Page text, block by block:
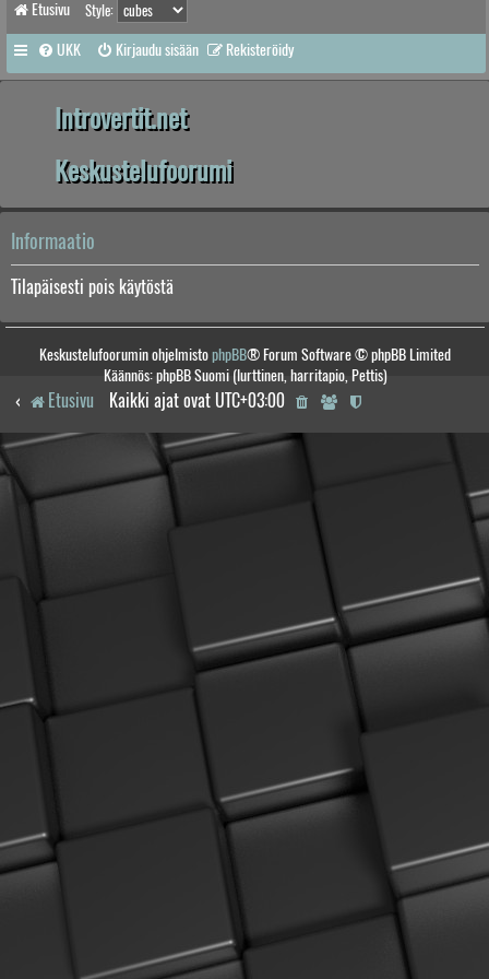
Etusivu Style:
UKK Kirjaudu sisään Rekisteröidy
Introvertit.net
Keskustelufoorumi
Informaatio
Tilapäisesti pois käytöstä
Keskustelufoorumin ohjelmistophpBB® Forum Software © phpBB Limited
Käännös: phpBB Suomi (lurttinen, harritapio, Pettis)
Etusivu Kaikki ajat ovat UTC+03:00